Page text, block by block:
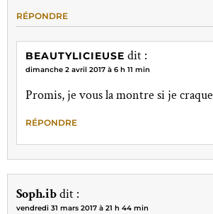
RÉPONDRE
BEAUTYLICIEUSE dit :
dimanche 2 avril 2017 à 6 h 11 min
Promis, je vous la montre si je craque
RÉPONDRE
Soph.ibdit :
vendredi 31 mars 2017 à 21 h 44 min